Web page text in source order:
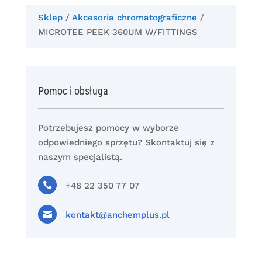
Sklep/ Akcesoria chromatograficzne /
MICROTEE PEEK 360UM W/FITTINGS
Pomoc i obsługa
Potrzebujesz pomocy w wyborze
odpowiedniego sprzętu? Skontaktuj się z
naszym specjalistą.
 +48 22 350 77 07
 kontakt@anchemplus.pl